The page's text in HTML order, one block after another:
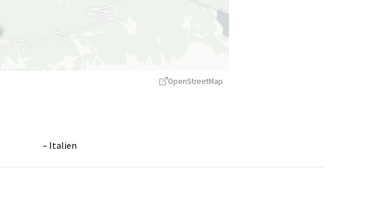
OpenStreetMap
Italien